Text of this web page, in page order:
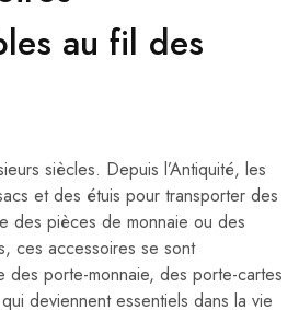
au fil des
siècles. Depuis l’Antiquité, les
et des étuis pour transporter des
des pièces de monnaie ou des
ces accessoires se sont
des porte-monnaie, des porte-cartes
deviennent essentiels dans la vie